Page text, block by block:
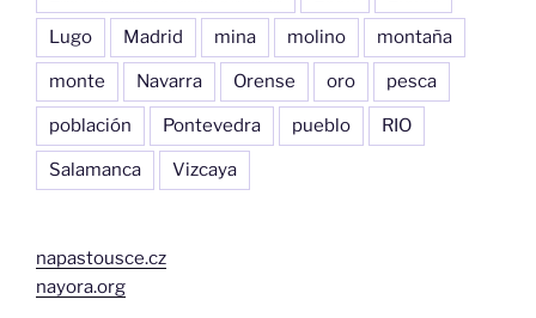
Lugo Madrid mina molino montaña
monte Navarra Orense oro pesca
población Pontevedra pueblo RIO
Salamanca Vizcaya
napastousce.cz
nayora.org